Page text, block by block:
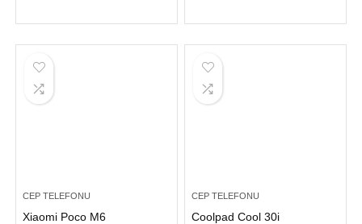
CEP TELEFONU
Xiaomi Poco M6
CEP TELEFONU
Coolpad Cool 30i